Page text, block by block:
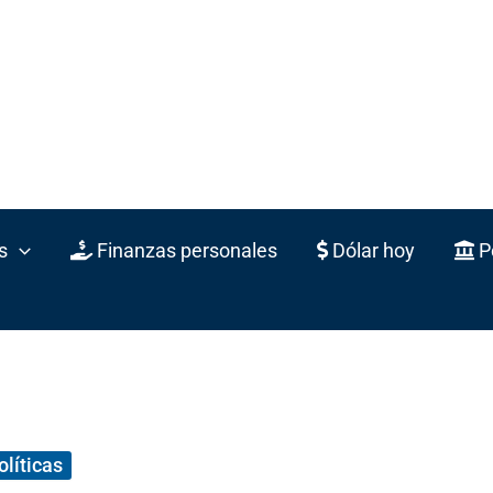
Finanzas personales Dólar hoy